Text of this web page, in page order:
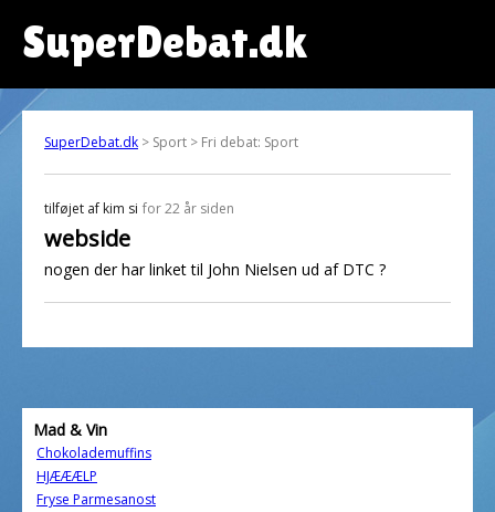
SuperDebat.dk
SuperDebat.dk > Sport > Fri debat: Sport
tilføjet af kim si for 22 år siden
webside
nogen der har linket til John Nielsen ud af DTC ?
Mad & Vin
Chokolademuffins
HJÆÆÆLP
Fryse Parmesanost